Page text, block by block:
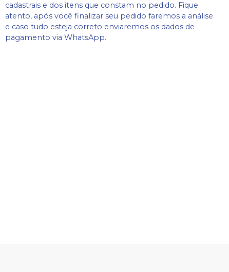
cadastrais e dos itens que constam no pedido. Fique
atento, após você finalizar seu pedido faremos a análise
e caso tudo esteja correto enviaremos os dados de
pagamento via WhatsApp.